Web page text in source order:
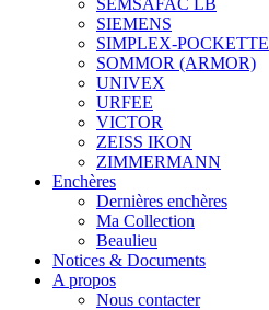
SEMSAFAC LB
SIEMENS
SIMPLEX-POCKETTE
SOMMOR (ARMOR)
UNIVEX
URFEE
VICTOR
ZEISS IKON
ZIMMERMANN
Enchères
Dernières enchères
Ma Collection
Beaulieu
Notices & Documents
A propos
Nous contacter